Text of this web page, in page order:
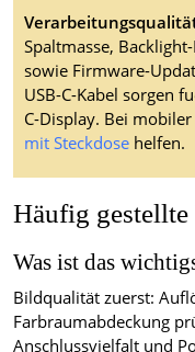
Spaltmasse,
sowie Firmware-
USB-C-Kabel sorgen
C-Display. Bei
mit Steckdose helfen.
Häufig gestellte
Was ist das
Bildqualität zuerst:
Farbraumabdeckung
Anschlussvielfalt und